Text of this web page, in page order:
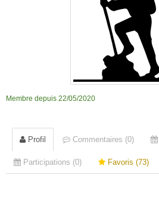
Membre depuis 22/05/2020
Profil Commentaires (0)
Participations (0) Favoris (73)